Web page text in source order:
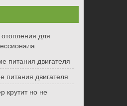
для
питания двигателя
питания двигателя
крутит но не